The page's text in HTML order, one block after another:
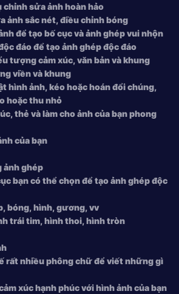
sửa ảnh hoàn hảo
ảnh sắc nét, điều chỉnh bóng
để tạo bố cục và ảnh ghép vui nhộn
đáo để tạo ảnh ghép độc đáo
tượng cảm xúc, văn bản và khung
viền và khung
hình ảnh, kéo hoặc hoán đổi chúng,
hoặc thu nhỏ
thẻ và làm cho ảnh của bạn phong
của bạn
ảnh ghép
bạn có thể chọn để tạo ảnh ghép độc
bóng, hình, gương, vv
trái tim, hình thoi, hình tròn
rất nhiều phông chữ để viết những gì
xúc hạnh phúc với hình ảnh của bạn